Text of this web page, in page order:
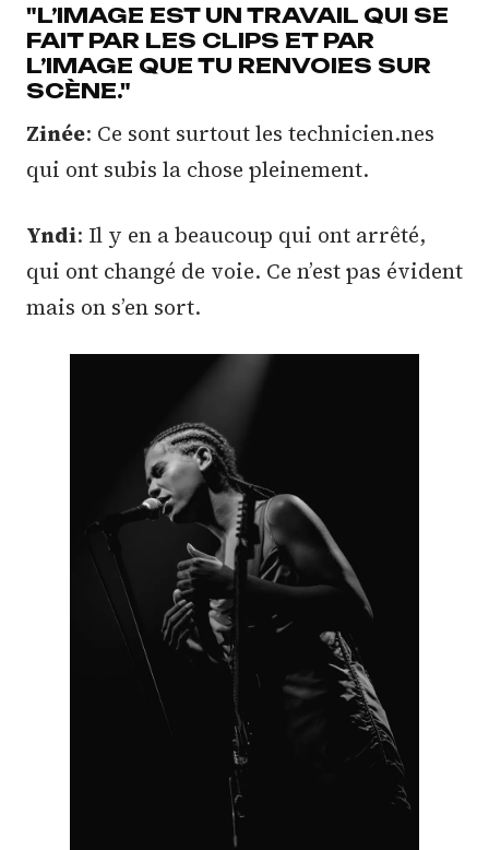
"L’IMAGE EST UN TRAVAIL QUI SE
FAIT PAR LES CLIPS ET PAR
L’IMAGE QUE TU RENVOIES SUR
SCÈNE."
Zinée: Ce sont surtout les technicien.nes
qui ont subis la chose pleinement.
Yndi: Il y en a beaucoup qui ont arrêté,
qui ont changé de voie. Ce n’est pas évident
mais on s’en sort.